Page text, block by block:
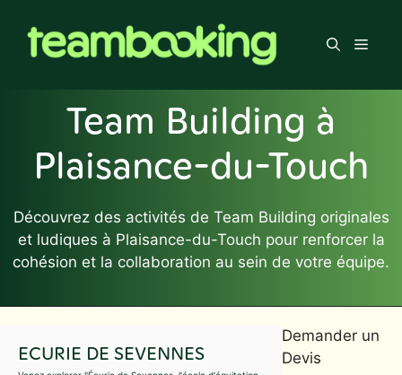
contenu
Menu
Team Building à
Plaisance-du-Touch
Découvrez des activités de Team Building originales
et ludiques à Plaisance-du-Touch pour renforcer la
cohésion et la collaboration au sein de votre équipe.
ECURIE DE SEVENNES
Demander un
Devis